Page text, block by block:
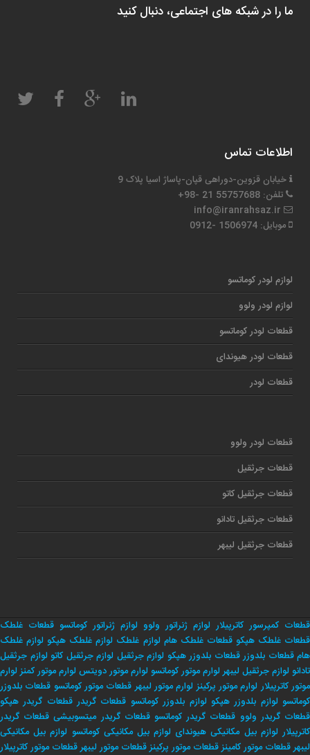
ما را در شبکه های اجتماعی، دنبال کنید
اطلاعات تماس
خیابان قزوین-دوراهی قپان-پاساژ اسیا پلاک 9
تلفن: 55757688 21 -98+
موبایل: 1506974 -0912
لوازم لودر کوماتسو
لوازم لودر ولوو
قطعات لودر کوماتسو
قطعات لودر هیوندای
قطعات لودر
قطعات لودر ولوو
قطعات جرثقیل
قطعات جرثقیل کاتو
قطعات جرثقیل تادانو
قطعات جرثقیل لیبهر
قطعات کمپرسور کاترپیلار لوازم ژنراتور ولوو لوازم ژنراتور کوماتسو قطعات غلطک
قطعات غلطک هپکو قطعات غلطک هام لوازم غلطک لوازم غلطک هپکو لوازم غلطک
هام قطعات بلدوزر قطعات بلدوزر هپکو لوازم جرثقیل لوازم جرثقیل کاتو لوازم جرثقیل
تادانو لوازم جرثقیل لیبهر لوارم موتور کوماتسو لوارم موتور دویتس لوارم موتور کمنز لوارم
موتور کاترپیلار لوارم موتور پرکینز لوارم موتور لیبهر قطعات موتور کوماتسو قطعات بلدوزر
کوماتسو لوازم بلدوزر هپکو لوازم بلدوزر کوماتسو قطعات گریدر قطعات گریدر هپکو
قطعات گریدر ولوو قطعات گریدر کوماتسو قطعات گریدر میتسوبیشی قطعات گریدر
کاترپیلار لوازم بیل مکانیکی هیوندای لوازم بیل مکانیکی کوماتسو لوازم بیل مکانیکی
لیبهرقطعات موتور کامینزقطعات موتور پرکینزقطعات موتور لیبهرقطعات موتور کاترپیلار